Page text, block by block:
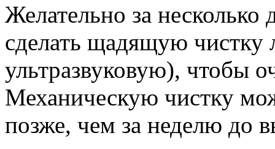
Желательно за несколько
сделать щадящую чистку
ультразвуковую), чтобы
Механическую чистку
позже, чем за неделю до